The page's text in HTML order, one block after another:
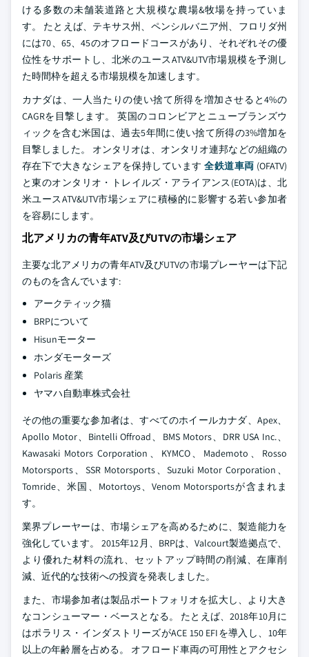
ける多数の未舗装道路と大規模な農場&牧場を持っていま
す。 たとえば、テキサス州、ペンシルバニア州、フロリダ州
には70、65、45のオフロードコースがあり、それぞれその優
位性をサポートし、北米のユースATV&UTV市場規模を予測し
た時間枠を超える市場規模を加速します。
カナダは、一人当たりの使い捨て所得を増加させると4%の
CAGRを目撃します。 英国のコロンビアとニューブランズウ
ィックを含む米国は、過去5年間に使い捨て所得の3%増加を
目撃しました。 オンタリオは、オンタリオ連邦などの組織の
存在下で大きなシェアを保持しています全鉄道車両 (OFATV)
と東のオンタリオ・トレイルズ・アライアンス(EOTA)は、北
米ユースATV&UTV市場シェアに積極的に影響する若い参加者
を容易にします。
北アメリカの青年ATV及びUTVの市場シェア
主要な北アメリカの青年ATV及びUTVの市場プレーヤーは下記
のものを含んでいます:
アークティック猫
BRPについて
Hisunモーター
ホンダモーターズ
Polaris 産業
ヤマハ自動車株式会社
その他の重要な参加者は、すべてのホイールカナダ、Apex、
Apollo Motor、Bintelli Offroad、BMS Motors、DRR USA Inc.、
Kawasaki Motors Corporation、KYMCO、Mademoto、Rosso
Motorsports、SSR Motorsports、Suzuki Motor Corporation、
Tomride、米国、Motortoys、Venom Motorsportsが含まれま
す。
業界プレーヤーは、市場シェアを高めるために、製造能力を
強化しています。 2015年12月、BRPは、Valcourt製造拠点で、
より優れた材料の流れ、セットアップ時間の削減、在庫削
減、近代的な技術への投資を発表しました。
また、市場参加者は製品ポートフォリオを拡大し、より大き
なコンシューマー・ベースとなる。 たとえば、2018年10月に
はポラリス・インダストリーズがACE 150 EFIを導入し、10年
以上の年齢層を占める。 オフロード車両の可用性とアクセシ